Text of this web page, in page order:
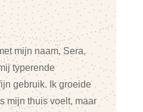
mijn naam, Sera,
typerende
gebruik. Ik groeide
mijn thuis voelt, maar